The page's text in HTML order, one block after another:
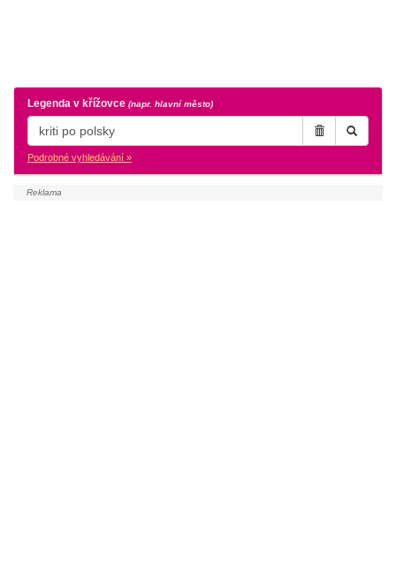
Legenda v křížovce (napr. hlavní město)
Podrobné vyhledávání »